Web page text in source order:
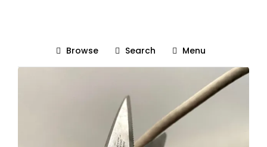
Browse Search Menu